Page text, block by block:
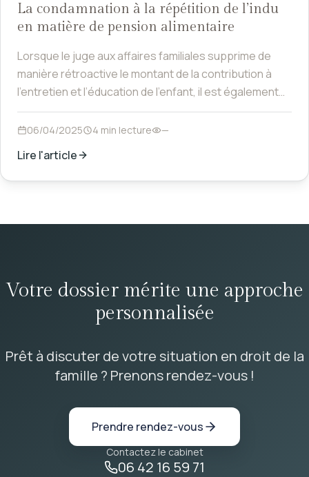
La condamnation à la répétition de l’indu
en matière de pension alimentaire
Lorsque le juge aux affaires familiales supprime de
manière rétroactive le montant de la contribution à
l’entretien et l’éducation de l’enfant, il est également
compétent pour statuer sur la répétition de l’indu.
06/04/2025 4 min lecture —
Lire l'article
Votre dossier mérite une approche
personnalisée
Prêt à discuter de votre situation en droit de la
famille ? Prenons rendez-vous !
Prendre rendez-vous
Contactez le cabinet
06 42 16 59 71